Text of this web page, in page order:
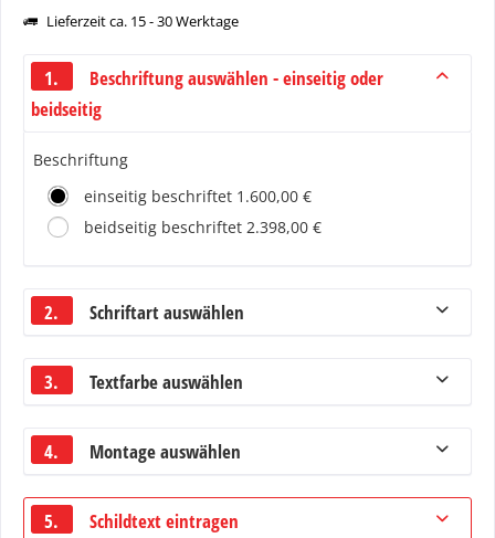
Lieferzeit ca. 15 - 30 Werktage
1.
Beschriftung auswählen - einseitig oder
beidseitig
Beschriftung
einseitig beschriftet 1.600,00 €
beidseitig beschriftet 2.398,00 €
2. Schriftart auswählen
3. Textfarbe auswählen
4. Montage auswählen
5. Schildtext eintragen